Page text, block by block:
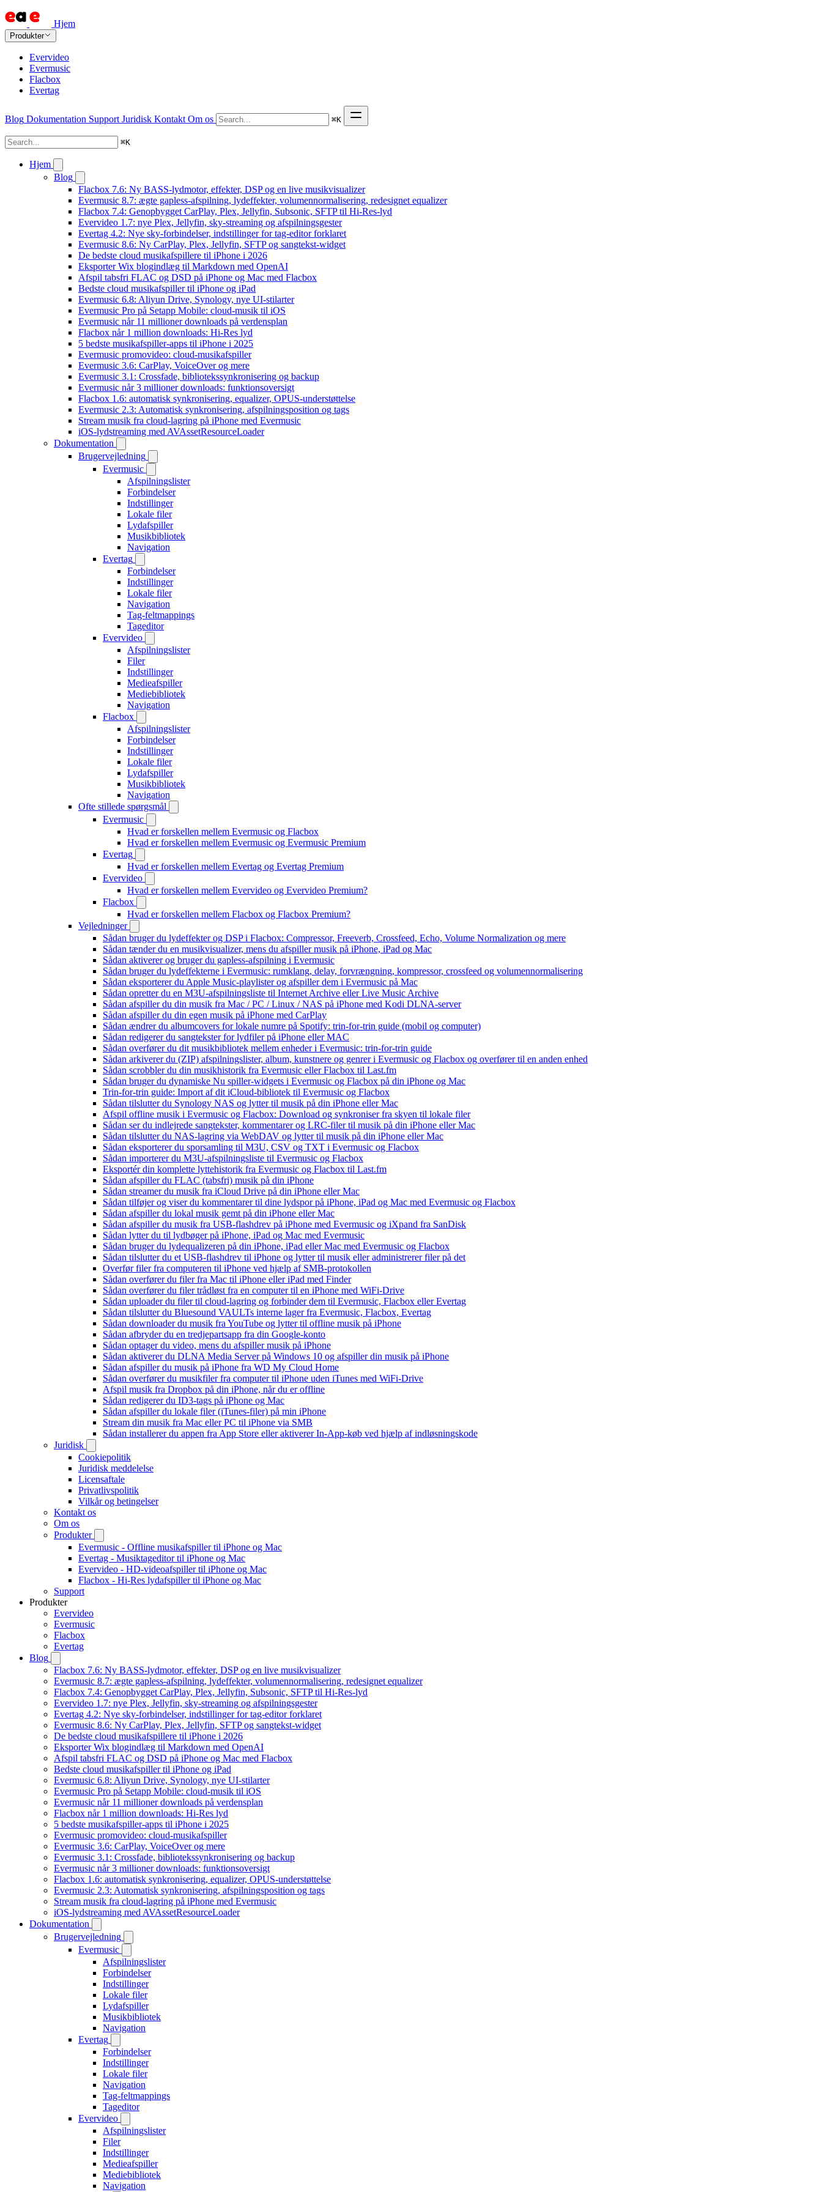
Hjem
Produkter
Evervideo
Evermusic
Flacbox
Evertag
Blog Dokumentation Support Juridisk Kontakt Om os ⌘K
⌘K
Hjem
Blog
Flacbox 7.6: Ny BASS-lydmotor, effekter, DSP og en live musikvisualizer
Evermusic 8.7: ægte gapless-afspilning, lydeffekter, volumennormalisering, redesignet equalizer
Flacbox 7.4: Genopbygget CarPlay, Plex, Jellyfin, Subsonic, SFTP til Hi-Res-lyd
Evervideo 1.7: nye Plex, Jellyfin, sky-streaming og afspilningsgester
Evertag 4.2: Nye sky-forbindelser, indstillinger for tag-editor forklaret
Evermusic 8.6: Ny CarPlay, Plex, Jellyfin, SFTP og sangtekst-widget
De bedste cloud musikafspillere til iPhone i 2026
Eksporter Wix blogindlæg til Markdown med OpenAI
Afspil tabsfri FLAC og DSD på iPhone og Mac med Flacbox
Bedste cloud musikafspiller til iPhone og iPad
Evermusic 6.8: Aliyun Drive, Synology, nye UI-stilarter
Evermusic Pro på Setapp Mobile: cloud-musik til iOS
Evermusic når 11 millioner downloads på verdensplan
Flacbox når 1 million downloads: Hi-Res lyd
5 bedste musikafspiller-apps til iPhone i 2025
Evermusic promovideo: cloud-musikafspiller
Evermusic 3.6: CarPlay, VoiceOver og mere
Evermusic 3.1: Crossfade, bibliotekssynkronisering og backup
Evermusic når 3 millioner downloads: funktionsoversigt
Flacbox 1.6: automatisk synkronisering, equalizer, OPUS-understøttelse
Evermusic 2.3: Automatisk synkronisering, afspilningsposition og tags
Stream musik fra cloud-lagring på iPhone med Evermusic
iOS-lydstreaming med AVAssetResourceLoader
Dokumentation
Brugervejledning
Evermusic
Afspilningslister
Forbindelser
Indstillinger
Lokale filer
Lydafspiller
Musikbibliotek
Navigation
Evertag
Forbindelser
Indstillinger
Lokale filer
Navigation
Tag-feltmappings
Tageditor
Evervideo
Afspilningslister
Filer
Indstillinger
Medieafspiller
Mediebibliotek
Navigation
Flacbox
Afspilningslister
Forbindelser
Indstillinger
Lokale filer
Lydafspiller
Musikbibliotek
Navigation
Ofte stillede spørgsmål
Evermusic
Hvad er forskellen mellem Evermusic og Flacbox
Hvad er forskellen mellem Evermusic og Evermusic Premium
Evertag
Hvad er forskellen mellem Evertag og Evertag Premium
Evervideo
Hvad er forskellen mellem Evervideo og Evervideo Premium?
Flacbox
Hvad er forskellen mellem Flacbox og Flacbox Premium?
Vejledninger
Sådan bruger du lydeffekter og DSP i Flacbox: Compressor, Freeverb, Crossfeed, Echo, Volume Normalization og mere
Sådan tænder du en musikvisualizer, mens du afspiller musik på iPhone, iPad og Mac
Sådan aktiverer og bruger du gapless-afspilning i Evermusic
Sådan bruger du lydeffekterne i Evermusic: rumklang, delay, forvrængning, kompressor, crossfeed og volumennormalisering
Sådan eksporterer du Apple Music-playlister og afspiller dem i Evermusic på Mac
Sådan opretter du en M3U-afspilningsliste til Internet Archive eller Live Music Archive
Sådan afspiller du din musik fra Mac / PC / Linux / NAS på iPhone med Kodi DLNA-server
Sådan afspiller du din egen musik på iPhone med CarPlay
Sådan ændrer du albumcovers for lokale numre på Spotify: trin-for-trin guide (mobil og computer)
Sådan redigerer du sangtekster for lydfiler på iPhone eller MAC
Sådan overfører du dit musikbibliotek mellem enheder i Evermusic: trin-for-trin guide
Sådan arkiverer du (ZIP) afspilningslister, album, kunstnere og genrer i Evermusic og Flacbox og overfører til en anden enhed
Sådan scrobbler du din musikhistorik fra Evermusic eller Flacbox til Last.fm
Sådan bruger du dynamiske Nu spiller-widgets i Evermusic og Flacbox på din iPhone og Mac
Trin-for-trin guide: Import af dit iCloud-bibliotek til Evermusic og Flacbox
Sådan tilslutter du Synology NAS og lytter til musik på din iPhone eller Mac
Afspil offline musik i Evermusic og Flacbox: Download og synkroniser fra skyen til lokale filer
Sådan ser du indlejrede sangtekster, kommentarer og LRC-filer til musik på din iPhone eller Mac
Sådan tilslutter du NAS-lagring via WebDAV og lytter til musik på din iPhone eller Mac
Sådan eksporterer du sporsamling til M3U, CSV og TXT i Evermusic og Flacbox
Sådan importerer du M3U-afspilningsliste til Evermusic og Flacbox
Eksportér din komplette lyttehistorik fra Evermusic og Flacbox til Last.fm
Sådan afspiller du FLAC (tabsfri) musik på din iPhone
Sådan streamer du musik fra iCloud Drive på din iPhone eller Mac
Sådan tilføjer og viser du kommentarer til dine lydspor på iPhone, iPad og Mac med Evermusic og Flacbox
Sådan afspiller du lokal musik gemt på din iPhone eller Mac
Sådan afspiller du musik fra USB-flashdrev på iPhone med Evermusic og iXpand fra SanDisk
Sådan lytter du til lydbøger på iPhone, iPad og Mac med Evermusic
Sådan bruger du lydequalizeren på din iPhone, iPad eller Mac med Evermusic og Flacbox
Sådan tilslutter du et USB-flashdrev til iPhone og lytter til musik eller administrerer filer på det
Overfør filer fra computeren til iPhone ved hjælp af SMB-protokollen
Sådan overfører du filer fra Mac til iPhone eller iPad med Finder
Sådan overfører du filer trådløst fra en computer til en iPhone med WiFi-Drive
Sådan uploader du filer til cloud-lagring og forbinder dem til Evermusic, Flacbox eller Evertag
Sådan tilslutter du Bluesound VAULTs interne lager fra Evermusic, Flacbox, Evertag
Sådan downloader du musik fra YouTube og lytter til offline musik på iPhone
Sådan afbryder du en tredjepartsapp fra din Google-konto
Sådan optager du video, mens du afspiller musik på iPhone
Sådan aktiverer du DLNA Media Server på Windows 10 og afspiller din musik på iPhone
Sådan afspiller du musik på iPhone fra WD My Cloud Home
Sådan overfører du musikfiler fra computer til iPhone uden iTunes med WiFi-Drive
Afspil musik fra Dropbox på din iPhone, når du er offline
Sådan redigerer du ID3-tags på iPhone og Mac
Sådan afspiller du lokale filer (iTunes-filer) på min iPhone
Stream din musik fra Mac eller PC til iPhone via SMB
Sådan installerer du appen fra App Store eller aktiverer In-App-køb ved hjælp af indløsningskode
Juridisk
Cookiepolitik
Juridisk meddelelse
Licensaftale
Privatlivspolitik
Vilkår og betingelser
Kontakt os
Om os
Produkter
Evermusic - Offline musikafspiller til iPhone og Mac
Evertag - Musiktageditor til iPhone og Mac
Evervideo - HD-videoafspiller til iPhone og Mac
Flacbox - Hi-Res lydafspiller til iPhone og Mac
Support
Produkter
Evervideo
Evermusic
Flacbox
Evertag
Blog
Flacbox 7.6: Ny BASS-lydmotor, effekter, DSP og en live musikvisualizer
Evermusic 8.7: ægte gapless-afspilning, lydeffekter, volumennormalisering, redesignet equalizer
Flacbox 7.4: Genopbygget CarPlay, Plex, Jellyfin, Subsonic, SFTP til Hi-Res-lyd
Evervideo 1.7: nye Plex, Jellyfin, sky-streaming og afspilningsgester
Evertag 4.2: Nye sky-forbindelser, indstillinger for tag-editor forklaret
Evermusic 8.6: Ny CarPlay, Plex, Jellyfin, SFTP og sangtekst-widget
De bedste cloud musikafspillere til iPhone i 2026
Eksporter Wix blogindlæg til Markdown med OpenAI
Afspil tabsfri FLAC og DSD på iPhone og Mac med Flacbox
Bedste cloud musikafspiller til iPhone og iPad
Evermusic 6.8: Aliyun Drive, Synology, nye UI-stilarter
Evermusic Pro på Setapp Mobile: cloud-musik til iOS
Evermusic når 11 millioner downloads på verdensplan
Flacbox når 1 million downloads: Hi-Res lyd
5 bedste musikafspiller-apps til iPhone i 2025
Evermusic promovideo: cloud-musikafspiller
Evermusic 3.6: CarPlay, VoiceOver og mere
Evermusic 3.1: Crossfade, bibliotekssynkronisering og backup
Evermusic når 3 millioner downloads: funktionsoversigt
Flacbox 1.6: automatisk synkronisering, equalizer, OPUS-understøttelse
Evermusic 2.3: Automatisk synkronisering, afspilningsposition og tags
Stream musik fra cloud-lagring på iPhone med Evermusic
iOS-lydstreaming med AVAssetResourceLoader
Dokumentation
Brugervejledning
Evermusic
Afspilningslister
Forbindelser
Indstillinger
Lokale filer
Lydafspiller
Musikbibliotek
Navigation
Evertag
Forbindelser
Indstillinger
Lokale filer
Navigation
Tag-feltmappings
Tageditor
Evervideo
Afspilningslister
Filer
Indstillinger
Medieafspiller
Mediebibliotek
Navigation